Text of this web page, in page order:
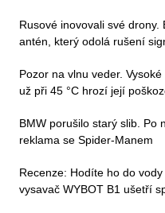
Rusové inovovali své
antén, který odolá rušení
Pozor na vlnu veder.
už při 45 °C hrozí její
BMW porušilo starý slib. Po
reklama se Spider-Manem
Recenze: Hodíte ho do
vysavač WYBOT B1 ušetří